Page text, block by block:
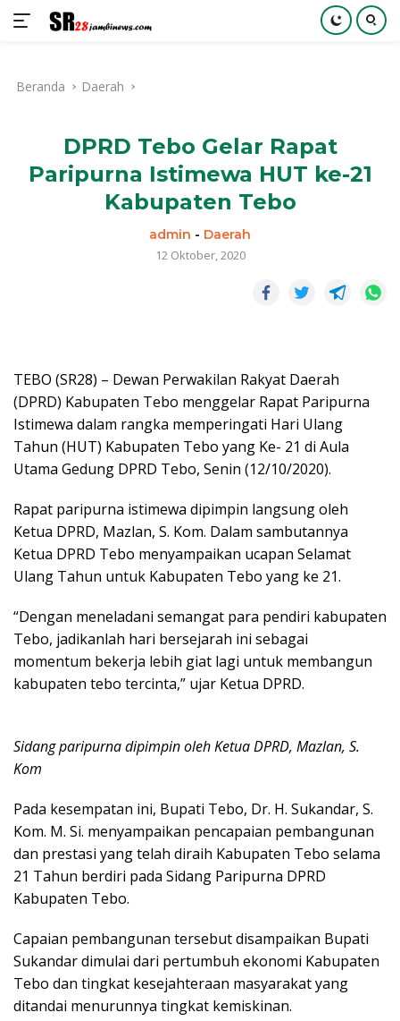
kontenBeranda Daerah
DPRD Tebo Gelar Rapat
Paripurna Istimewa HUT ke-21
Kabupaten Tebo
admin - Daerah
12 Oktober, 2020
TEBO (SR28) – Dewan Perwakilan Rakyat Daerah
(DPRD) Kabupaten Tebo menggelar Rapat Paripurna
Istimewa dalam rangka memperingati Hari Ulang
Tahun (HUT) Kabupaten Tebo yang Ke- 21 di Aula
Utama Gedung DPRD Tebo, Senin (12/10/2020).
Rapat paripurna istimewa dipimpin langsung oleh
Ketua DPRD, Mazlan, S. Kom. Dalam sambutannya
Ketua DPRD Tebo menyampaikan ucapan Selamat
Ulang Tahun untuk Kabupaten Tebo yang ke 21.
“Dengan meneladani semangat para pendiri kabupaten
Tebo, jadikanlah hari bersejarah ini sebagai
momentum bekerja lebih giat lagi untuk membangun
kabupaten tebo tercinta,” ujar Ketua DPRD.
Sidang paripurna dipimpin oleh Ketua DPRD, Mazlan, S.
Kom
Pada kesempatan ini, Bupati Tebo, Dr. H. Sukandar, S.
Kom. M. Si. menyampaikan pencapaian pembangunan
dan prestasi yang telah diraih Kabupaten Tebo selama
21 Tahun berdiri pada Sidang Paripurna DPRD
Kabupaten Tebo.
Capaian pembangunan tersebut disampaikan Bupati
Sukandar dimulai dari pertumbuh ekonomi Kabupaten
Tebo dan tingkat kesejahteraan masyarakat yang
ditandai menurunnya tingkat kemiskinan.